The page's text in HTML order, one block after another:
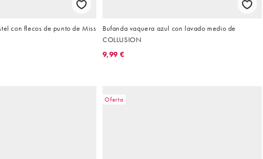
con flecos de punto de Miss
Bufanda vaquera azul con lavado medio de
COLLUSION
9,99 €
Oferta